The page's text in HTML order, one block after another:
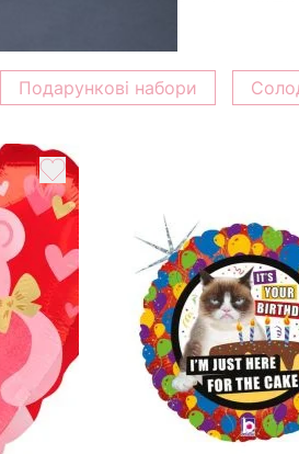
Подарункові набори